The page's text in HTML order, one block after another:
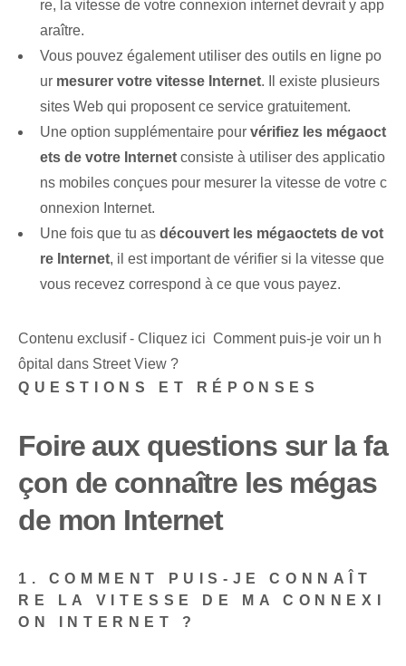
re, la vitesse de votre connexion internet devrait y app
araître.
Vous pouvez également utiliser des outils en ligne po
ur mesurer votre vitesse Internet. Il existe plusieurs
sites Web qui proposent ce service gratuitement.
Une option supplémentaire pour vérifiez les mégaoct
ets de votre Internet consiste à utiliser des applicatio
ns mobiles conçues pour mesurer la vitesse de votre c
onnexion Internet.
Une fois que tu as découvert les mégaoctets de vot
re Internet, il est important de vérifier si la vitesse que
vous recevez correspond à ce que vous payez.
Contenu exclusif - Cliquez ici Comment puis-je voir un h
ôpital dans Street View ?
QUESTIONS ET RÉPONSES
Foire aux questions sur la fa
çon de connaître les mégas
de mon Internet
1. COMMENT PUIS-JE CONNAÎT
RE LA VITESSE DE MA CONNEXI
ON INTERNET ?